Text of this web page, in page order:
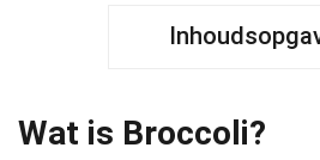
Wat is Broccoli?